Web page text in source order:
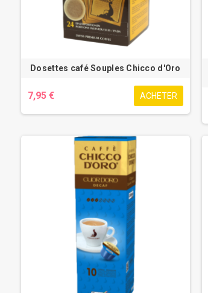
Dosettes café Souples Chicco d'Oro
7,95 € ACHETER